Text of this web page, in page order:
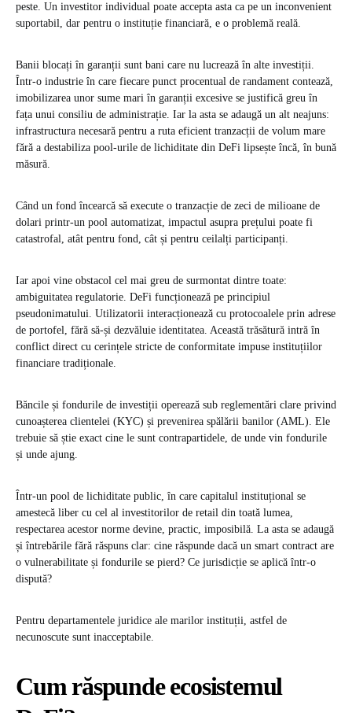
peste. Un investitor individual poate accepta asta ca pe un inconvenient
suportabil, dar pentru o instituție financiară, e o problemă reală.
Banii blocați în garanții sunt bani care nu lucrează în alte investiții.
Într-o industrie în care fiecare punct procentual de randament contează,
imobilizarea unor sume mari în garanții excesive se justifică greu în
fața unui consiliu de administrație. Iar la asta se adaugă un alt neajuns:
infrastructura necesară pentru a ruta eficient tranzacții de volum mare
fără a destabiliza pool-urile de lichiditate din DeFi lipsește încă, în bună
măsură.
Când un fond încearcă să execute o tranzacție de zeci de milioane de
dolari printr-un pool automatizat, impactul asupra prețului poate fi
catastrofal, atât pentru fond, cât și pentru ceilalți participanți.
Iar apoi vine obstacol cel mai greu de surmontat dintre toate:
ambiguitatea regulatorie. DeFi funcționează pe principiul
pseudonimatului. Utilizatorii interacționează cu protocoalele prin adrese
de portofel, fără să-și dezvăluie identitatea. Această trăsătură intră în
conflict direct cu cerințele stricte de conformitate impuse instituțiilor
financiare tradiționale.
Băncile și fondurile de investiții operează sub reglementări clare privind
cunoașterea clientelei (KYC) și prevenirea spălării banilor (AML). Ele
trebuie să știe exact cine le sunt contrapartidele, de unde vin fondurile
și unde ajung.
Într-un pool de lichiditate public, în care capitalul instituțional se
amestecă liber cu cel al investitorilor de retail din toată lumea,
respectarea acestor norme devine, practic, imposibilă. La asta se adaugă
și întrebările fără răspuns clar: cine răspunde dacă un smart contract are
o vulnerabilitate și fondurile se pierd? Ce jurisdicție se aplică într-o
dispută?
Pentru departamentele juridice ale marilor instituții, astfel de
necunoscute sunt inacceptabile.
Cum răspunde ecosistemul